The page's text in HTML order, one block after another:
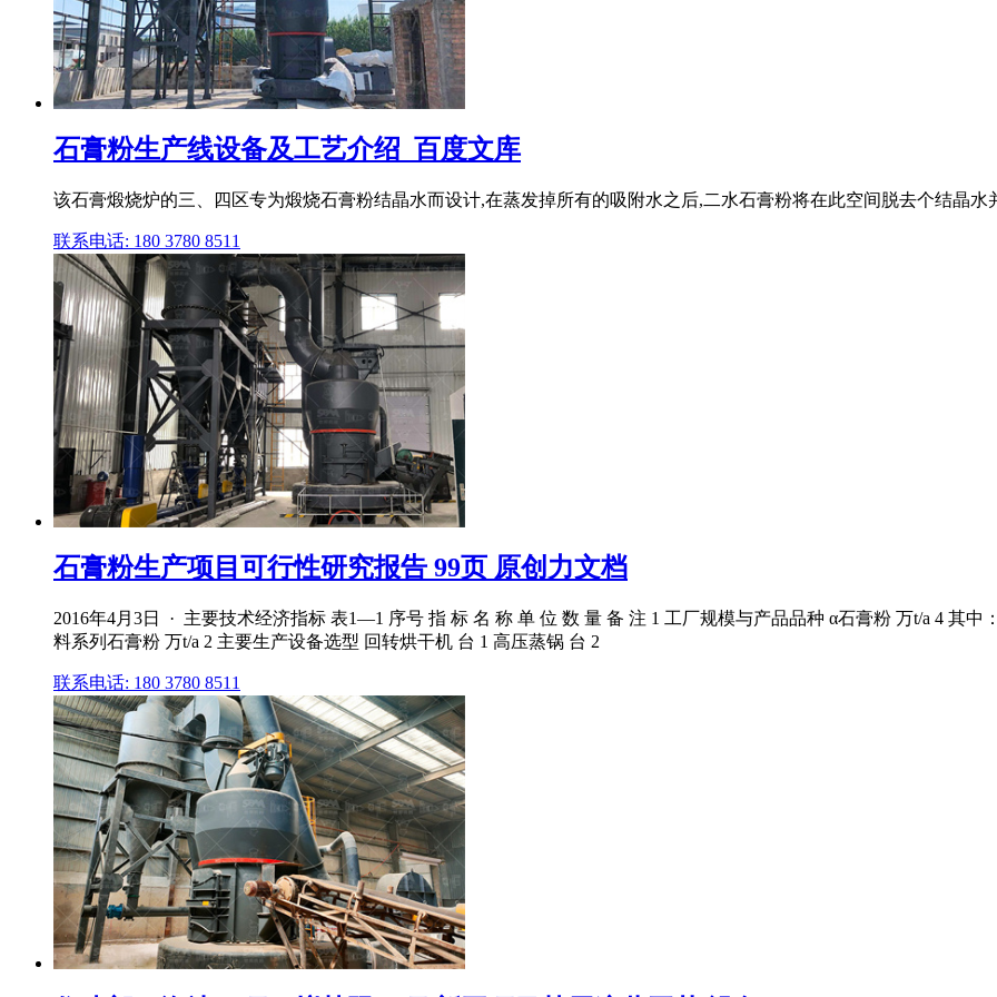
石膏粉生产线设备及工艺介绍_百度文库
该石膏煅烧炉的三、四区专为煅烧石膏粉结晶水而设计,在蒸发掉所有的吸附水之后,二水石膏粉将在此空间脱去个结晶水
联系电话: 180 3780 8511
石膏粉生产项目可行性研究报告 99页 原创力文档
2016年4月3日 · 主要技术经济指标 表1—1 序号 指 标 名 称 单 位 数 量 备 注 1 工厂规模与产品品种 α石膏粉 万t/a 4 其中
料系列石膏粉 万t/a 2 主要生产设备选型 回转烘干机 台 1 高压蒸锅 台 2
联系电话: 180 3780 8511